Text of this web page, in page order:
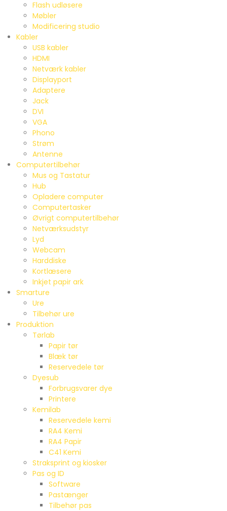
Flash udløsere
Møbler
Modificering studio
Kabler
USB kabler
HDMI
Netværk kabler
Displayport
Adaptere
Jack
DVI
VGA
Phono
Strøm
Antenne
Computertilbehør
Mus og Tastatur
Hub
Opladere computer
Computertasker
Øvrigt computertilbehør
Netværksudstyr
Lyd
Webcam
Harddiske
Kortlæsere
Inkjet papir ark
Smarture
Ure
Tilbehør ure
Produktion
Tørlab
Papir tør
Blæk tør
Reservedele tør
Dyesub
Forbrugsvarer dye
Printere
Kemilab
Reservedele kemi
RA4 Kemi
RA4 Papir
C41 Kemi
Straksprint og kiosker
Pas og ID
Software
Pastænger
Tilbehør pas